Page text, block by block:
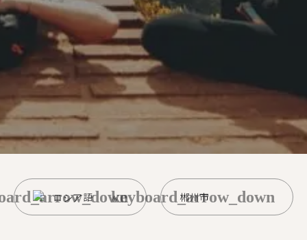
ロシア語 郴州市
keyboard_arrow_down